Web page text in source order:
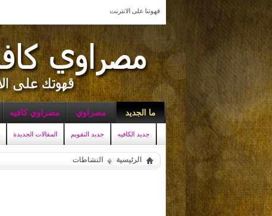
قهوتنا على الانترنت
ما الجديد
جديد الكافيه جديد التقويم المقالات الجديدة
مصراوي مصراوي كافيه
الرئيسية النشاطات